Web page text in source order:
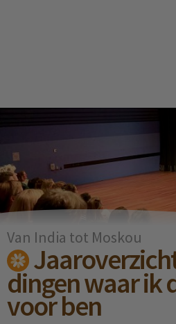
Van India tot Moskou
dingen waar ik
voor ben